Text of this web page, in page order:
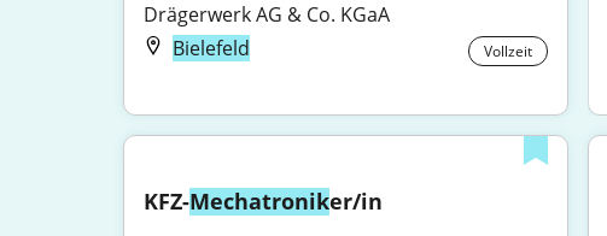
Drägerwerk AG & Co. KGaA
Bielefeld
Vollzeit
KFZ-Mechatroniker/in